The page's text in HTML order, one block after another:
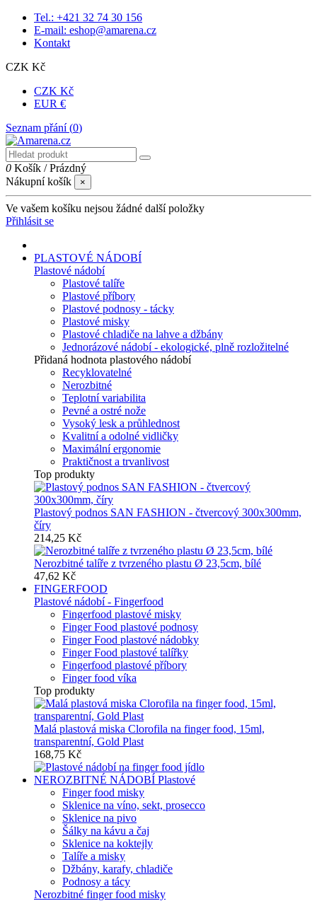
Tel.: +421 32 74 30 156
E-mail: eshop@amarena.cz
Kontakt
CZK Kč
CZK Kč
EUR €
Seznam přání (0)
0 Košík /Prázdný
Nákupní košík
×
Ve vašem košíku nejsou žádné další položky
Přihlásit se
PLASTOVÉ NÁDOBÍ
Plastové nádobí
Plastové talíře
Plastové příbory
Plastové podnosy - tácky
Plastové misky
Plastové chladiče na lahve a džbány
Jednorázové nádobí - ekologické, plně rozložitelné
Přidaná hodnota plastového nádobí
Recyklovatelné
Nerozbitné
Teplotní variabilita
Pevné a ostré nože
Vysoký lesk a průhlednost
Kvalitní a odolné vidličky
Maximální ergonomie
Praktičnost a trvanlivost
Top produkty
Plastový podnos SAN FASHION - čtvercový 300x300mm,
číry
214,25 Kč
Nerozbitné talíře z tvrzeného plastu Ø 23,5cm, bílé
47,62 Kč
FINGERFOOD
Plastové nádobí - Fingerfood
Fingerfood plastové misky
Finger Food plastové podnosy
Finger Food plastové nádobky
Finger Food plastové talířky
Fingerfood plastové příbory
Finger food víka
Top produkty
Malá plastová miska Clorofila na finger food, 15ml,
transparentní, Gold Plast
168,75 Kč
NEROZBITNÉ NÁDOBÍ Plastové
Finger food misky
Sklenice na víno, sekt, prosecco
Sklenice na pivo
Šálky na kávu a čaj
Sklenice na koktejly
Talíře a misky
Džbány, karafy, chladiče
Podnosy a tácy
Nerozbitné finger food misky